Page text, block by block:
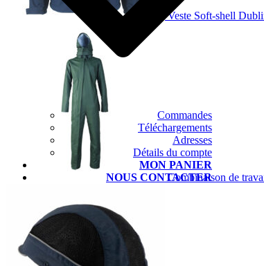
Commandes
Téléchargements
Adresses
Détails du compte
MON PANIER
NOUS CONTACTER
Veste Soft-shell
Combinaison de